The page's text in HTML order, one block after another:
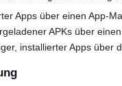
Apps über einen App-
APKs über
installierter Apps über